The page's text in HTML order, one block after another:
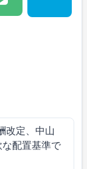
改定、中山
配置基準で